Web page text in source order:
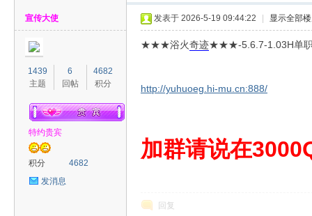
宣传大使
1439
主题
6
回帖
4682
积分
特约贵宾
积分
4682
发消息
发表于 2026-5-19 09:44:22 显示全部
★★★浴火奇迹★★★-5.6.7-1.03H单职
http://yuhuoeg.hi-mu.cn:888/
加群请说在
回复